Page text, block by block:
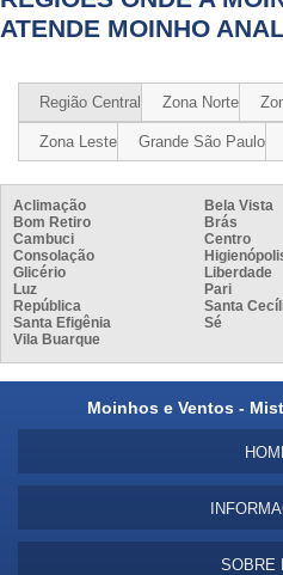
ATENDE MOINHO
Região Central Zona Norte
Zona Leste Grande São Paulo
Aclimação
Bela Vista
Bom Retiro
Brás
Cambuci
Centro
Consolação
Glicério
Liberdade
Luz
Pari
República
Santa
Santa Efigênia
Sé
Vila Buarque
Moinhos e Ventos -
SOBRE